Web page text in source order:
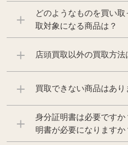
どのようなものを買い
取対象になる商品は？
店頭買取以外の買取方法
買取できない商品はあり
身分証明書は必要です
明書が必要になりますか